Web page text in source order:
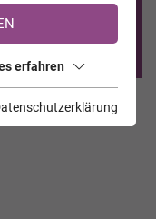
registriert?
<<
erfahren